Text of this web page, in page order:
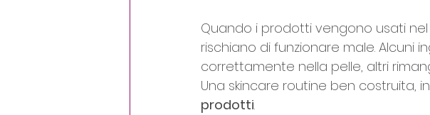
Quando i prodotti vengono usati
rischiano di funzionare male. Alcuni
correttamente nella pelle, altri
Una skincare routine ben costruita,
prodotti.